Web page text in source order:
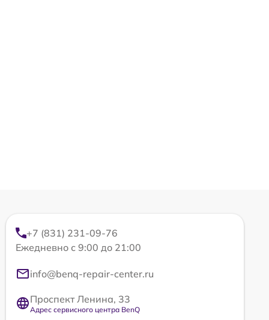
+7 (831) 231-09-76
Ежедневно с 9:00 до 21:00
info@benq-repair-center.ru
Проспект Ленина, 33
Адрес сервисного центра BenQ